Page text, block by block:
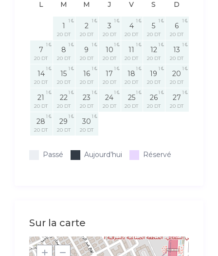
L M M J V S D
1
20 DT
1
2
20 DT
1
3
20 DT
1
4
20 DT
1
5
20 DT
1
6
20 DT
1
7
20 DT
1
8
20 DT
1
9
20 DT
1
10
20 DT
1
11
20 DT
1
12
20 DT
1
13
20 DT
1
14
20 DT
1
15
20 DT
1
16
20 DT
1
17
20 DT
1
18
20 DT
1
19
20 DT
1
20
20 DT
1
21
20 DT
1
22
20 DT
1
23
20 DT
1
24
20 DT
1
25
20 DT
1
26
20 DT
1
27
20 DT
1
28
20 DT
1
29
20 DT
1
30
20 DT
1
Passé Aujourd’hui Réservé
Sur la carte